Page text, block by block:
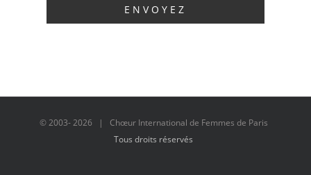
ENVOYEZ
© 2003-2026 | Chœur International de Femmes de Paris
Tous droits réservés